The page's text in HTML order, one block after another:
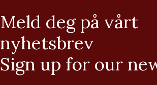
Meld deg på vårt
nyhetsbrev
Sign up for our